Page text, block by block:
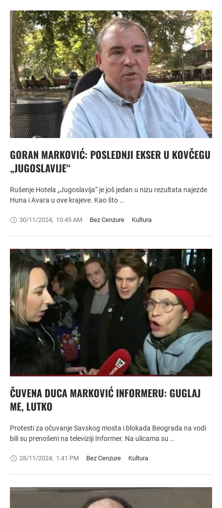
GORAN MARKOVIĆ: POSLEDNJI EKSER U KOVČEGU
„JUGOSLAVIJE“
Rušenje Hotela „Jugoslavija“ je još jedan u nizu rezultata najezde
Huna i Avara u ove krajeve. Kao što …
30/11/2024, 10:45 AM Bez Cenzure Kultura
ČUVENA DUCA MARKOVIĆ INFORMERU: GUGLAJ
ME, LUTKO
Protesti za očuvanje Savskog mosta i blokada Beograda na vodi
bili su prenošeni na televiziji Informer. Na ulicama su …
28/11/2024, 1:41 PM Bez Cenzure Kultura